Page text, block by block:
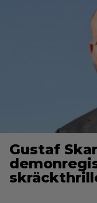
Gustaf